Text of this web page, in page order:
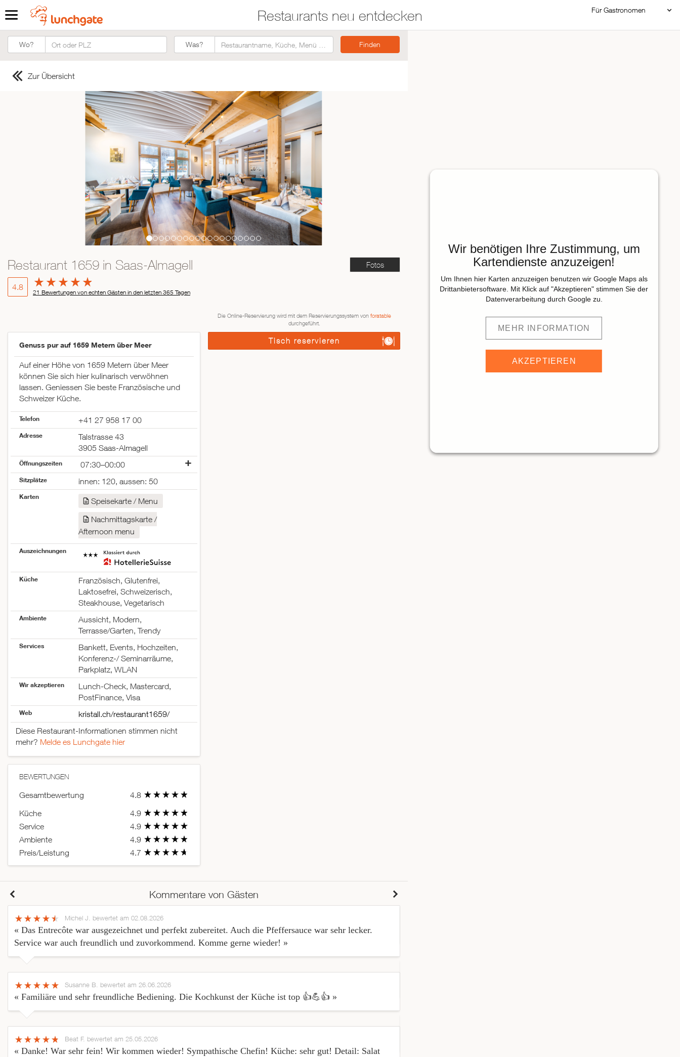
Restaurants neu entdecken
Für Gastronomen
ZUR STARTSEITE ZUR RESTAURANTSUCHE
Wo? Was?Was?
Zur Übersicht
Fotos
Restaurant 1659 in Saas-Almagell
4.8
21 Bewertungen von echten Gästen in den letzten 365 Tagen
Die Online-Reservierung wird mit dem Reservierungssystem von foratable
durchgeführt.
Genuss pur auf 1659 Metern über Meer
Auf einer Höhe von 1659 Metern über Meer
können Sie sich hier kulinarisch verwöhnen
lassen. Geniessen Sie beste Französische und
Schweizer Küche.
Telefon +41 27 958 17 00
Adresse
Talstrasse 43
3905 Saas-Almagell
Öffnungszeiten
07:30–00:00
Montag
Mittwoch
Sonntag
07:30–00:00
07:30–00:00
07:30–00:00
07:30–00:00
07:30–00:00
07:30–00:00
Sitzplätze innen: 120, aussen: 50
Karten
Speisekarte / Menu
Nachmittagskarte /
Afternoon menu
Auszeichnungen
Küche
Französisch, Glutenfrei,
Laktosefrei, Schweizerisch,
Steakhouse, Vegetarisch
Ambiente
Aussicht, Modern,
Terrasse/Garten, Trendy
Services
Bankett, Events, Hochzeiten,
Konferenz-/ Seminarräume,
Parkplatz, WLAN
Wir akzeptieren
Lunch-Check, Mastercard,
PostFinance, Visa
Web
kristall.ch/restaurant1659/
Diese Restaurant-Informationen stimmen nicht
mehr? Melde es Lunchgate hier
BEWERTUNGEN
Gesamtbewertung
4.8
Küche
4.9
Service
4.9
Ambiente
4.9
Preis/Leistung
4.7
Tisch reservieren
Kommentare von Gästen
Michel J. bewertet am 02.08.2026
« Das Entrecôte war ausgezeichnet und perfekt zubereitet. Auch die Pfeffersauce war sehr lecker.
Service war auch freundlich und zuvorkommend. Komme gerne wieder! »
Susanne B. bewertet am 26.06.2026
« Familiäre und sehr freundliche Bediening. Die Kochkunst der Küche ist top 👍💪👍 »
Beat F. bewertet am 25.05.2026
« Danke! War sehr fein! Wir kommen wieder! Sympathische Chefin! Küche: sehr gut! Detail: Salat
Wir benötigen Ihre Zustimmung, um
Kartendienste anzuzeigen!
Um Ihnen hier Karten anzuzeigen benutzen wir Google Maps als
Drittanbietersoftware. Mit Klick auf "Akzeptieren" stimmen Sie der
Datenverarbeitung durch Google zu.
MEHR INFORMATION
AKZEPTIEREN